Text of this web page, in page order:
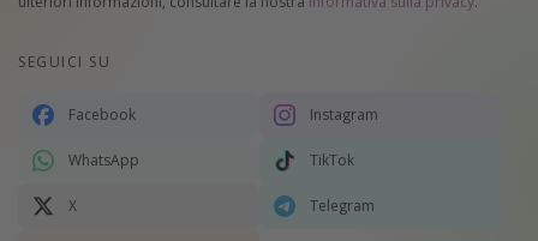
SEGUICI SU
Facebook Instagram
WhatsApp TikTok
X Telegram